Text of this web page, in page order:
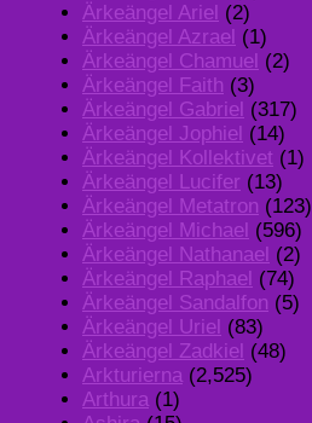
Ärkeängel Ariel (2)
Ärkeängel Azrael (1)
Ärkeängel Chamuel (2)
Ärkeängel Faith (3)
Ärkeängel Gabriel (317)
Ärkeängel Jophiel (14)
Ärkeängel Kollektivet (1)
Ärkeängel Lucifer (13)
Ärkeängel Metatron (123)
Ärkeängel Michael (596)
Ärkeängel Nathanael (2)
Ärkeängel Raphael (74)
Ärkeängel Sandalfon (5)
Ärkeängel Uriel (83)
Ärkeängel Zadkiel (48)
Arkturierna (2,525)
Arthura (1)